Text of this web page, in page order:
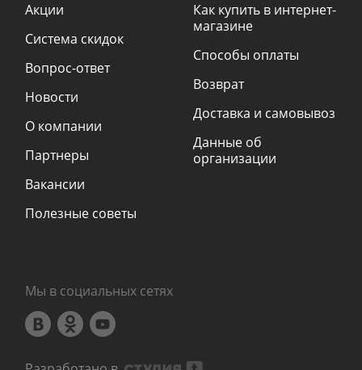
Акции
Система скидок
Вопрос-ответ
Новости
О компании
Партнеры
Вакансии
Полезные советы
Как купить в интернет-
магазине
Способы оплаты
Возврат
Доставка и самовывоз
Данные об
организации
Мы в социальных сетях